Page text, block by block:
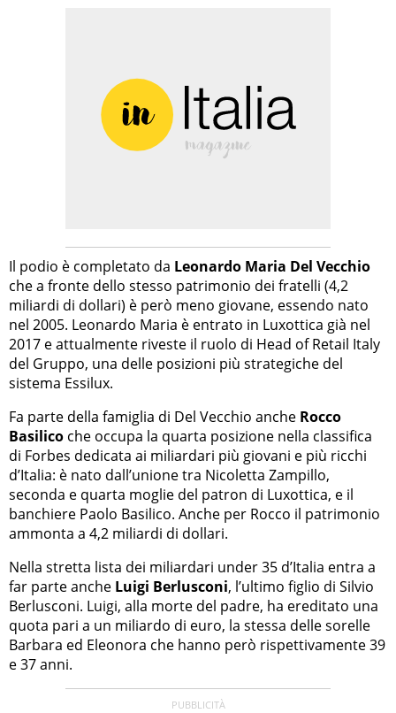
Il podio è completato da Leonardo Maria Del Vecchio
che a fronte dello stesso patrimonio dei fratelli (4,2
miliardi di dollari) è però meno giovane, essendo nato
nel 2005. Leonardo Maria è entrato in Luxottica già nel
2017 e attualmente riveste il ruolo di Head of Retail Italy
del Gruppo, una delle posizioni più strategiche del
sistema Essilux.
Fa parte della famiglia di Del Vecchio anche Rocco
Basilico che occupa la quarta posizione nella classifica
di Forbes dedicata ai miliardari più giovani e più ricchi
d’Italia: è nato dall’unione tra Nicoletta Zampillo,
seconda e quarta moglie del patron di Luxottica, e il
banchiere Paolo Basilico. Anche per Rocco il patrimonio
ammonta a 4,2 miliardi di dollari.
Nella stretta lista dei miliardari under 35 d’Italia entra a
far parte anche Luigi Berlusconi, l’ultimo figlio di Silvio
Berlusconi. Luigi, alla morte del padre, ha ereditato una
quota pari a un miliardo di euro, la stessa delle sorelle
Barbara ed Eleonora che hanno però rispettivamente 39
e 37 anni.